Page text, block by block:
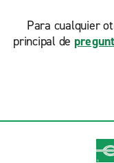
Para cualquier
principal de